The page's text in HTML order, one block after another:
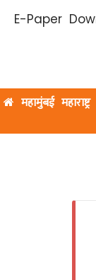
E-Paper
महामुंबई महाराष्ट्र